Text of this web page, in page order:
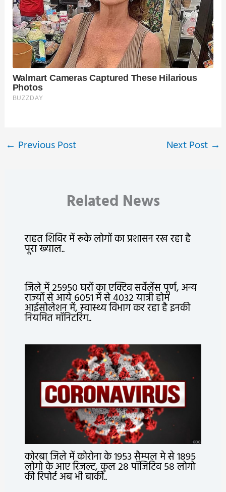
← Previous Post Next Post →
Related News
राहत शिविर में रूके लोगों का प्रशासन रख रहा है
पूरा ख्याल..
जिले में 25950 घरों का एक्टिव सर्वेलेंस पूर्ण, अन्य
राज्यों से आये 6051 में से 4032 यात्री होम
आईसोलेशन में, स्वास्थ्य विभाग कर रहा है इनकी
नियमित मॉनिटरिंग..
कोरबा जिले में कोरोना के 1953 सैम्पल मे से 1895
लोगो के आए रिजल्ट, कुल 28 पॉजिटिव 58 लोगो
की रिपोर्ट अब भी बाकी..